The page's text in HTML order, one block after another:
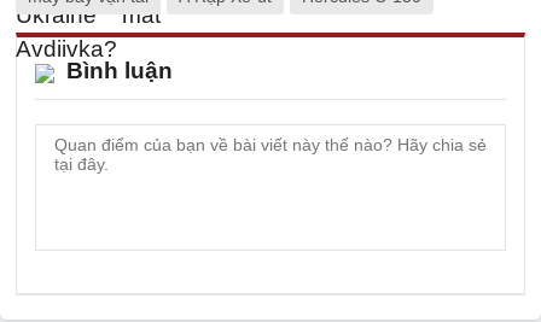
Bình luận